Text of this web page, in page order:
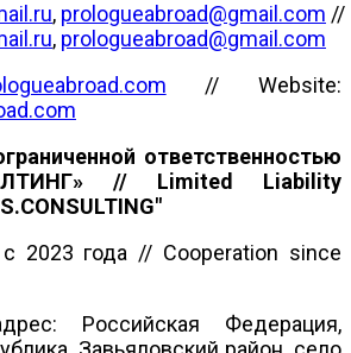
, prologueabroad@gmail.com //
, prologueabroad@gmail.com
// Website:
ответственностью
// Limited Liability
с 2023 года // Cooperation since
Российская Федерация,